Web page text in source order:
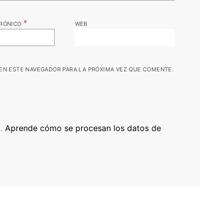
* WEB
ESTE NAVEGADOR PARA LA PRÓXIMA VEZ QUE COMENTE.
Aprende cómo se procesan los datos de